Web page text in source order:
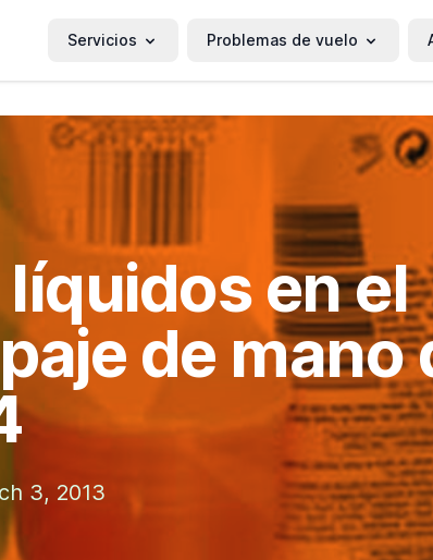
Servicios Problemas de vuelo
en el
de mano
3, 2013